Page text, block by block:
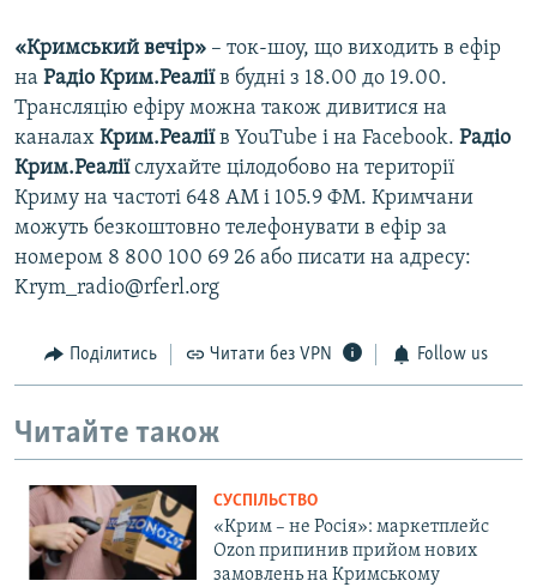
«Кримський вечір» – ток-шоу, що виходить в ефір
на Радіо Крим.Реаліїв будні з 18.00 до 19.00.
Трансляцію ефіру можна також дивитися на
каналах Крим.Реаліїв YouTube і на Facebook. Радіо
Крим.Реаліїслухайте цілодобово на території
Криму на частоті 648 АМ і 105.9 ФМ. Кримчани
можуть безкоштовно телефонувати в ефір за
номером 8 800 100 69 26 або писати на адресу:
Krym_radio@rferl.org
Поділитись Читати без VPN Follow us
Читайте також
СУСПІЛЬСТВО
«Крим – не Росія»: маркетплейс
Ozon припинив прийом нових
замовлень на Кримському